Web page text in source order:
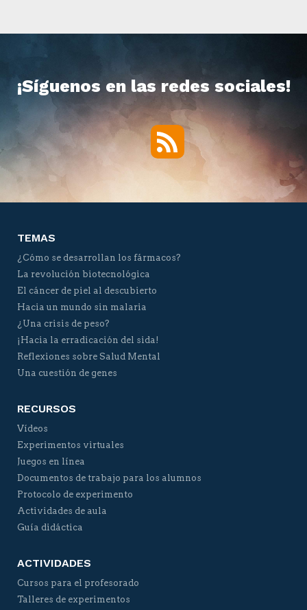
¡Síguenos en las redes sociales!
RSS
TEMAS
¿Cómo se desarrollan los fármacos?
La revolución biotecnológica
El cáncer de piel al descubierto
Hacia un mundo sin malaria
¿Una crisis de peso?
¡Hacia la erradicación del sida!
Reflexiones sobre Salud Mental
Una cuestión de genes
RECURSOS
Vídeos
Experimentos virtuales
Juegos en línea
Documentos de trabajo para los alumnos
Protocolo de experimento
Actividades de aula
Guía didáctica
ACTIVIDADES
Cursos para el profesorado
Talleres de experimentos